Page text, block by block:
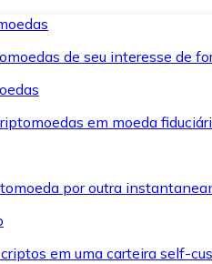
de seu interesse de
em moeda
por outra
em uma carteira self-